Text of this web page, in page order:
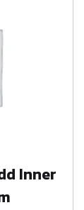
Inner